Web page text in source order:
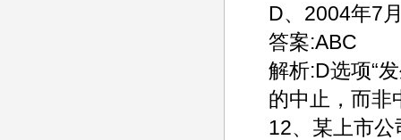
D、2004年7
答案:ABC
解析:D选项“
的中止，而非
12、某上市